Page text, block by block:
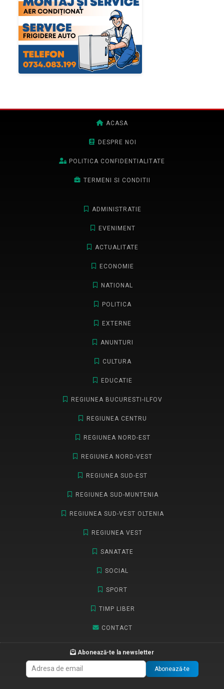
ACASA
DESPRE NOI
POLITICA CONFIDENTIALITATE
TERMENI SI CONDITII
ADMINISTRATIE
EVENIMENT
ACTUALITATE
ECONOMIE
NATIONAL
POLITICA
EXTERNE
ANUNTURI
CULTURA
EDUCATIE
REGIUNEA BUCURESTI-ILFOV
REGIUNEA CENTRU
REGIUNEA NORD-EST
REGIUNEA NORD-VEST
REGIUNEA SUD-EST
REGIUNEA SUD-MUNTENIA
REGIUNEA SUD-VEST OLTENIA
REGIUNEA VEST
SANATATE
SOCIAL
SPORT
TIMP LIBER
CONTACT
Abonează-te la newsletter
Abonează-te